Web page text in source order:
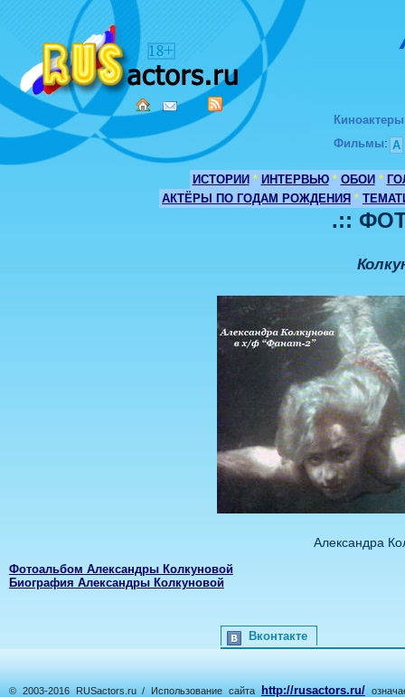
Киноактеры
Фильмы: А
ИСТОРИИ * ИНТЕРВЬЮ * ОБОИ *
АКТЁРЫ ПО ГОДАМ РОЖДЕНИЯ *
.::
Александра
Фотоальбом Александры Колкуновой
Биография Александры Колкуновой
Вконтакте
© 2003-2016 RUSactors.ru / Использование сайта http://rusactors.ru/